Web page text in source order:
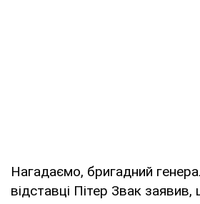
Нагадаємо, бригадний
відставці Пітер Звак заявив,